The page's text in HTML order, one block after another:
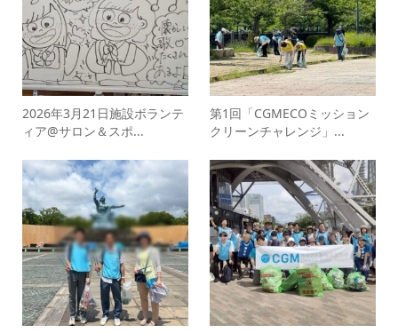
2026年3月21日施設ボランテ
ィア@サロン＆スポ...
第1回「CGMECOミッション
クリーンチャレンジ」...